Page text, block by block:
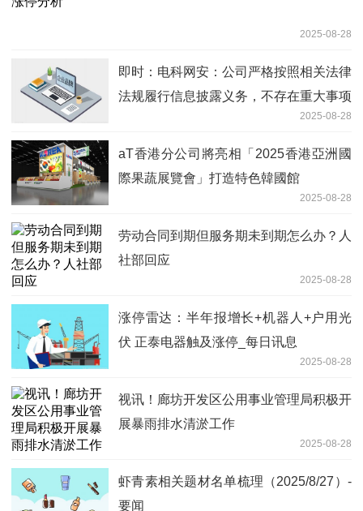
2025-08-28
即时：电科网安：公司严格按照相关法律
法规履行信息披露义务，不存在重大事项
2025-08-28
aT香港分公司將亮相「2025香港亞洲國
際果蔬展覽會」打造特色韓國館
2025-08-28
劳动合同到期但服务期未到期怎么办？人
社部回应
2025-08-28
涨停雷达：半年报增长+机器人+户用光
伏 正泰电器触及涨停_每日讯息
2025-08-28
视讯！廊坊开发区公用事业管理局积极开
展暴雨排水清淤工作
2025-08-28
虾青素相关题材名单梳理（2025/8/27）-
要闻